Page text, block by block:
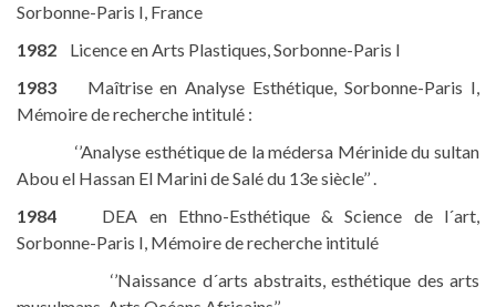
Sorbonne-Paris I, France
1982 Licence en Arts Plastiques, Sorbonne-Paris I
1983 Maîtrise en Analyse Esthétique, Sorbonne-Paris I,
Mémoire de recherche intitulé :
‘’Analyse esthétique de la médersa Mérinide du sultan
Abou el Hassan El Marini de Salédu 13e siècle’’ .
1984 DEA en Ethno-Esthétique & Science de l´art,
Sorbonne-Paris I, Mémoire de recherche intitulé
‘’Naissance d´arts abstraits, esthétique des arts